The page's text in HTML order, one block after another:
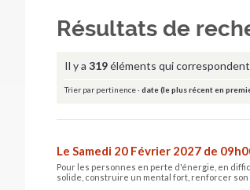
Résultats de
Il y a 319éléments qui
Trier par pertinence· date (le plus récent en
Le Samedi 20 Février 2027 de
Pour les personnes en perte d'énergie, en
solide, construire un mental fort, renforcer